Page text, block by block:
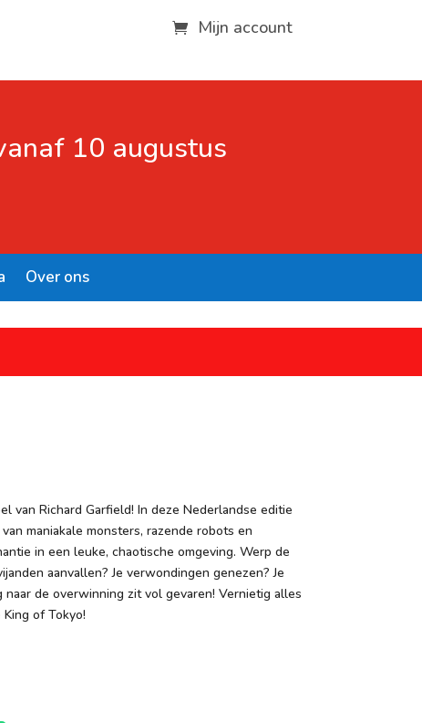
Mijn account
10 augustus
Over ons
van Richard Garfield! In deze Nederlandse editie
maniakale monsters, razende robots en
in een leuke, chaotische omgeving. Werp de
aanvallen? Je verwondingen genezen? Je
de overwinning zit vol gevaren! Vernietig alles
of Tokyo!